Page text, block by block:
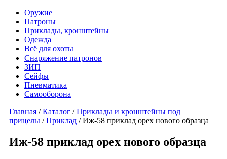
Оружие
Патроны
Приклады, кронштейны
Одежда
Всё для охоты
Снаряжение патронов
ЗИП
Сейфы
Пневматика
Самооборона
Главная /Каталог /Приклады и кронштейны под
прицелы /Приклад / Иж-58 приклад орех нового образца
Иж-58 приклад орех нового образца